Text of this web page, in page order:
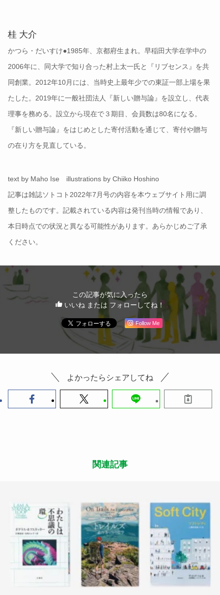
桂 大介
かつら・だいすけ●1985年、京都府生まれ。早稲田大学在学中の
2006年に、同大学で知り合った村上太一氏と『リブセンス』を共
同創業。2012年10月には、当時史上最年少での東証一部上場を果
たした。2019年に一般社団法人『新しい贈与論』を設立し、代表
理事を務める。設立から現在で３期目、会員数は80名になる。
『新しい贈与論』をはじめとした寄付活動を通じて、寄付や贈与
の在り方を見直している。
text by Maho Ise illustrations by Chiiko Hoshino
記事は雑誌ソトコト2022年7月号の内容を本ウェブサイト用に調
整したものです。記載されている内容は発刊当時の情報であり、
本日時点での状況と異なる可能性があります。あらかじめご了承
ください。
この記事が気に入ったら
いいね または フォローしてね！
Follow Me
よかったらシェアしてね
関連記事